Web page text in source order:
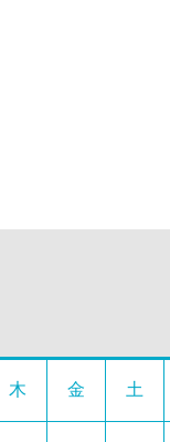
木 金 土